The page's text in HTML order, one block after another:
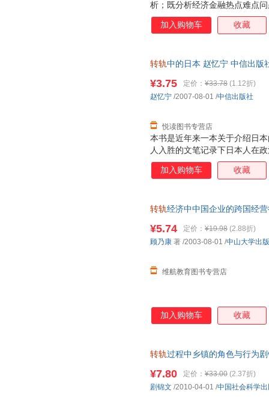
析；既分析经济金融热点难点
融理论和实践工作者难得的一
加入购物车 收藏
转轨中的日本 赵忆宁 中信出版
本书是近年来一本关于介绍日
人入胜的文笔记录下日本人在
型、在社会方面的严峻挑战以
给日本人带来的无限困惑。 本
两个月的时间，访问了120多名
的历史、政治、经济、文化、
原始采访记录与信息材料为基
¥3.75 定价： ¥33.78 (1.12折)
悦读图书专营店
赵忆宁 /2007-08-01 /中信出版社
加入购物车 收藏
转轨经济中中国企业的跨国经
¥5.74 定价： ¥19.98 (2.88折)
维航教育图书专营店
顾乃康 著 /2003-08-01 /中山大学出
加入购物车 收藏
转轨过程中乡镇的角色与行为
行为
¥7.80 定价： ¥33.00 (2.37折)
剧锦文 /2010-04-01 /中国社会科学